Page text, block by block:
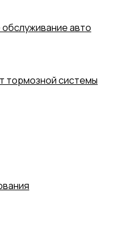
авто
тормозной системы